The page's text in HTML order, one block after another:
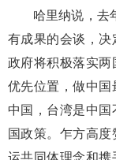
哈里纳说，去
有成果的会谈，
政府将积极落实
优先位置，做中
中国，台湾是中
国政策。乍方高